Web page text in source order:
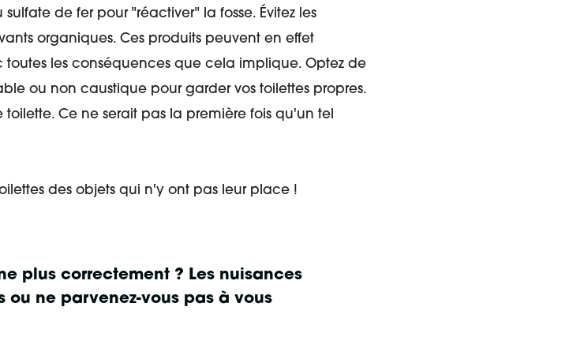
de fer pour "réactiver" la fosse. Évitez les
organiques. Ces produits peuvent en effet
toutes les conséquences que cela implique. Optez de
ou non caustique pour garder vos toilettes propres.
Ce ne serait pas la première fois qu'un tel
des objets qui n'y ont pas leur place !
plus correctement ? Les nuisances
ne parvenez-vous pas à vous